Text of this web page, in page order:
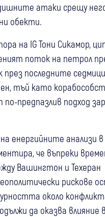
атаки срещу
обекти.
на IG Тони Сикамор,
поток на петрол
през последните
тъй като
предпазлив подход
енергийните анализи в
че въпреки
Вашингтон и Техеран
рискове
около
да оказва влияние